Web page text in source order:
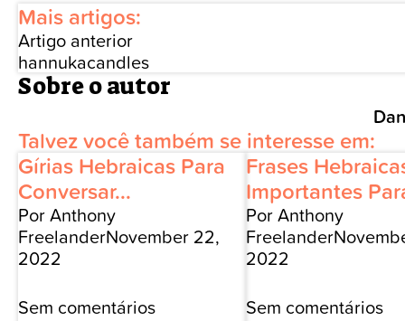
Mais artigos:
Artigo anterior
hannukacandles
Sobre o autor
Talvez você também se interesse em:
Gírias Hebraicas Para
Conversar...
Por Anthony
FreelanderNovember 22,
2022
Sem comentários
Frases
Importantes
Por Anthony
Freelander
2022
Sem comentários